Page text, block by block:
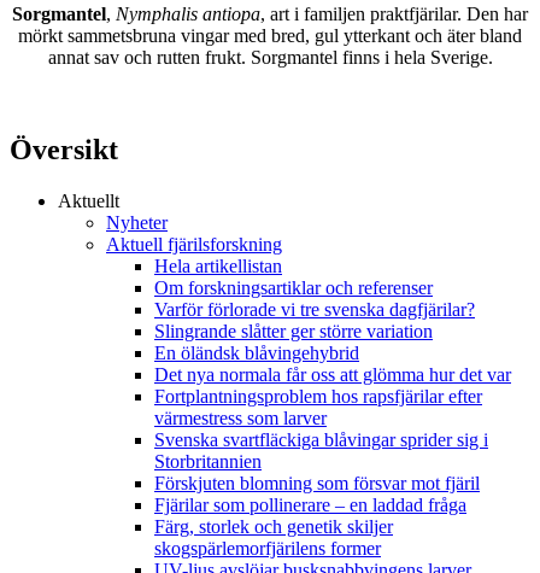
Sorgmantel, Nymphalis antiopa, art i familjen praktfjärilar. Den har
mörkt sammetsbruna vingar med bred, gul ytterkant och äter bland
annat sav och rutten frukt. Sorgmantel finns i hela Sverige.
Översikt
Aktuellt
Nyheter
Aktuell fjärilsforskning
Hela artikellistan
Om forskningsartiklar och referenser
Varför förlorade vi tre svenska dagfjärilar?
Slingrande slåtter ger större variation
En öländsk blåvingehybrid
Det nya normala får oss att glömma hur det var
Fortplantningsproblem hos rapsfjärilar efter
värmestress som larver
Svenska svartfläckiga blåvingar sprider sig i
Storbritannien
Förskjuten blomning som försvar mot fjäril
Fjärilar som pollinerare – en laddad fråga
Färg, storlek och genetik skiljer
skogspärlemorfjärilens former